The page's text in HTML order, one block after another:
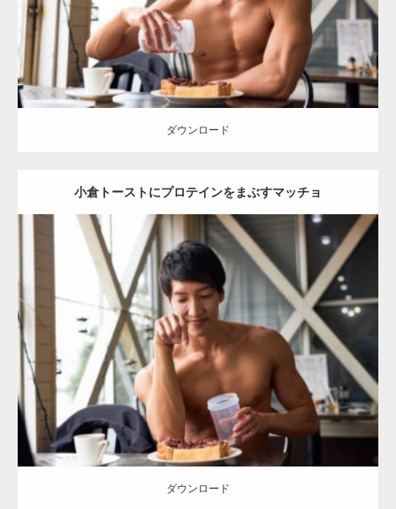
ダウンロード
ダウンロード
小倉トーストにプロテインをまぶすマッチョ
Update: 2023.02.11
Category:喫茶店のマッチョ(名古屋) その他 AKIHITO(細マッチョ) 前
腕 名古屋 (愛知)
ダウンロード
ダウンロード